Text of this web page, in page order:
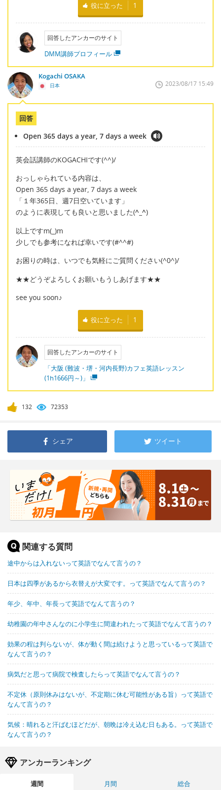
役に立った 1
回答したアンカーのサイト
DMM講師プロフィール
Kogachi OSAKA
日本 2023/08/17 15:49
回答
Open 365 days a year, 7 days a week
英会話講師のKOGACHIです(^^)/
おっしゃられている内容は、
Open 365 days a year, 7 days a week
「１年365日、週7日空いています」
のように表現しても良いと思いました(^_^)
以上ですm(_)m
少しでも参考になれば幸いです(#^^#)
お困りの時は、いつでも気軽にご質問ください(^0^)/
★★どうぞよろしくお願いもうしあげます★★
see you soon♪
役に立った 1
回答したアンカーのサイト
「大阪 (難波・堺・河内長野)カフェ英語レッスン
(1h1666円～)」
132 72353
シェア ツイート
関連する質問
途中からは入れないって英語でなんて言うの？
日本は四季があるから衣替えが大変です。って英語でなんて言うの？
年少、年中、年長って英語でなんて言うの？
幼稚園の年中さんなのに小学生に間違われたって英語でなんて言うの？
効果の程は判らないが、体が動く間は続けようと思っているって英語で
なんて言うの？
病気だと思って病院で検査したらって英語でなんて言うの？
不定休（原則休みはないが、不定期に休む可能性がある旨）って英語で
なんて言うの？
気候：晴れると汗ばむほどだが、朝晩は冷え込む日もある。って英語で
なんて言うの？
アンカーランキング
週間 月間
総合